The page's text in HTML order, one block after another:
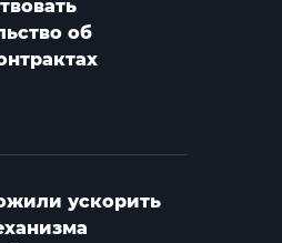
об
ускорить